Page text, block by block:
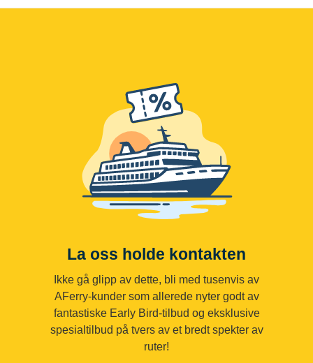
La oss holde kontakten
Ikke gå glipp av dette, bli med tusenvis av
AFerry-kunder som allerede nyter godt av
fantastiske Early Bird-tilbud og eksklusive
spesialtilbud på tvers av et bredt spekter av
ruter!